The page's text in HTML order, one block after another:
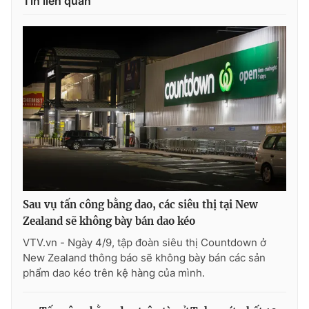
THỜI BÁO VTV
Theo dõi báo trên
Đài Truyền hình Việt Nam
Cơ quan báo chí:Thời báo VTV
Giấy phép hoạt động báo in và báo điện tử số 483/GP-BTTTT
cấp ngày 29/12/2023
Tổng Biên tập:Vũ Thanh Thủy
Phó Tổng Biên tập:Nguyễn Thị Mỹ Hạnh, Phạm Quốc Thắng,
Nguyễn Trọng Ninh
Sau vụ tấn công bằng dao, các siêu thị tại New
Zealand sẽ không bày bán dao kéo
VTV.vn - Ngày 4/9, tập đoàn siêu thị Countdown ở
New Zealand thông báo sẽ không bày bán các sản
phẩm dao kéo trên kệ hàng của mình.